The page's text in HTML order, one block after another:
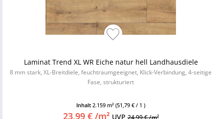
Laminat Trend XL WR Eiche natur hell Landhausdiele
8 mm stark, XL-Breitdiele, feuchtraumgeeignet, Klick-Verbindung, 4-seitige
Fase, strukturiert
Inhalt 2.159 m² (51,79 € / 1 )
23,99 € /m² UVP24,99 € /m²